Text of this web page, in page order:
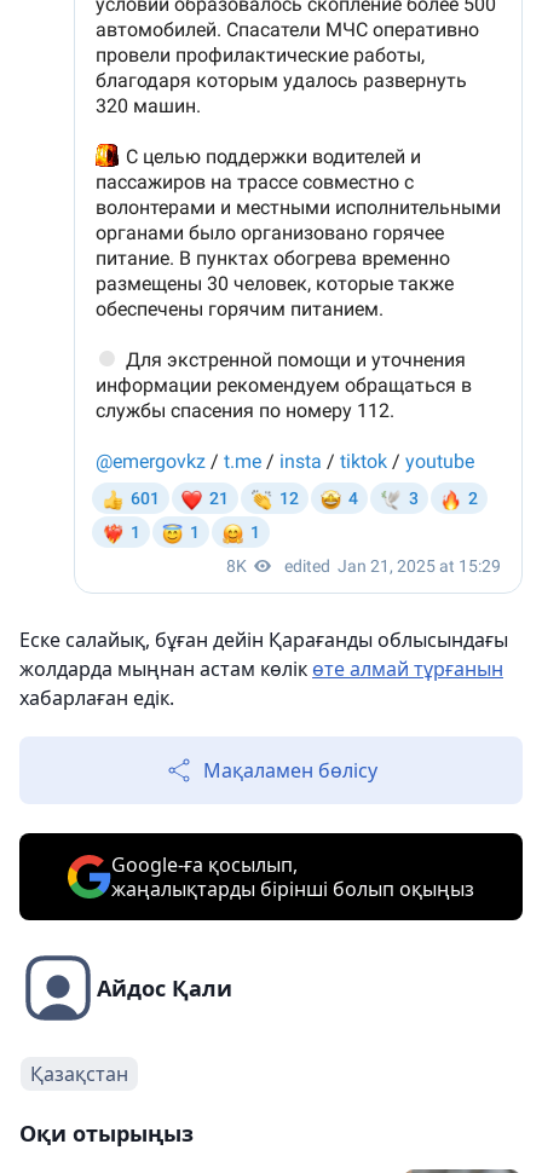
Еске салайық, бұған дейін Қарағанды облысындағы
жолдарда мыңнан астам көлік өте алмай тұрғанын
хабарлаған едік.
Мақаламен бөлісу
Google-ға қосылып,
жаңалықтарды бірінші болып оқыңыз
Айдос Қали
Қазақстан
Оқи отырыңыз